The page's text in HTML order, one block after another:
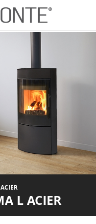
PRÉCÉDENT
L ACIER